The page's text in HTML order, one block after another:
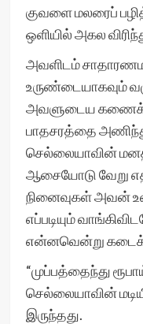
குவளை மலரைப்
ஒளியில் அகல
அவளிடம்
உருண்டையாகவும்
அவளுடைய கணைக்
பாதசரத்தை
செல்லையாவின்
ஆசையோடு வேறு
நினைவுகள் அவன்
எப்படியும்
என்னவென்று
“முப்பத்தைந்து
செல்லையாவின்
இருந்தது.